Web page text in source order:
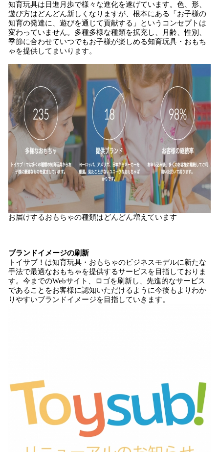
知育玩具は日進月歩で様々な進化を遂げています。色、形、
遊び方はどんどん新しくなりますが、根本にある「お子様の
知育の発達に、遊びを通じて貢献する」というコンセプトは
変わっていません。多種多様な種類を拡充し、月齢、性別、
季節に合わせていつでもお子様が楽しめる知育玩具・おもち
ゃを提供してまいります。
お届けするおもちゃの種類はどんどん増えています
ブランドイメージの刷新
トイサブ！は知育玩具・おもちゃのビジネスモデルに新たな
手法で最適なおもちゃを提供するサービスを目指しておりま
す。今までのWebサイト、ロゴを刷新し、先進的なサービス
であることをお客様に認知いただけるように今後もよりわか
りやすいブランドイメージを目指していきます。